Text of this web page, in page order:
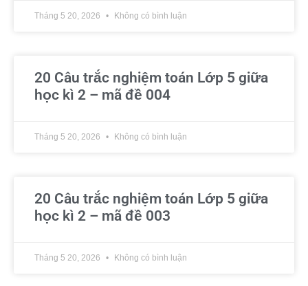
Tháng 5 20, 2026 Không có bình luận
20 Câu trắc nghiệm toán Lớp 5 giữa
học kì 2 – mã đề 004
Tháng 5 20, 2026 Không có bình luận
20 Câu trắc nghiệm toán Lớp 5 giữa
học kì 2 – mã đề 003
Tháng 5 20, 2026 Không có bình luận